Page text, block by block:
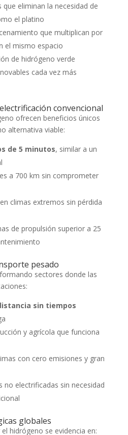
eliminan la necesidad de
el platino
que multiplican por
el mismo espacio
de hidrógeno verde
cada vez más
convencional
ofrecen beneficios únicos
alternativa viable:
de 5 minutos, similar a un
a 700 km sin comprometer
climas extremos sin pérdida
de propulsión superior a 25
pesado
sectores donde las
sin tiempos
y agrícola que funciona
con cero emisiones y gran
no electrificadas sin necesidad
globales
hidrógeno se evidencia en: